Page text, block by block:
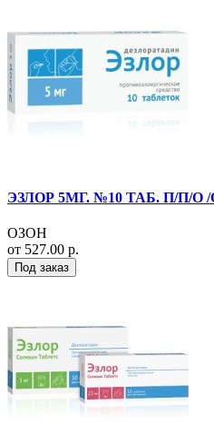
ЭЗЛОР 5МГ. №10 ТАБ. П/П/О
ОЗОН
от 527.00 р.
Под заказ